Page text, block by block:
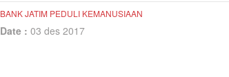
BANK JATIM PEDULI KEMANUSIAAN
Date : 03 des 2017